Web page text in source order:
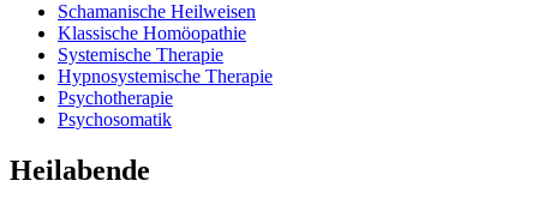
Schamanische Heilweisen
Klassische Homöopathie
Systemische Therapie
Hypnosystemische Therapie
Psychotherapie
Psychosomatik
Heilabende